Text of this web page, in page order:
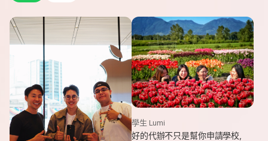
學生 Lumi
好的代辦不只是幫你申請學校，